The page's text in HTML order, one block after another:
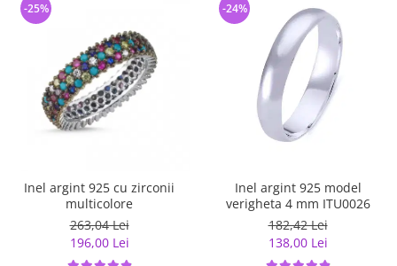
Inel argint 925 cu zirconii
multicolore
263,04 Lei
196,00 Lei
-25%
Inel argint 925 model
verigheta 4 mm ITU0026
182,42 Lei
138,00 Lei
-24%